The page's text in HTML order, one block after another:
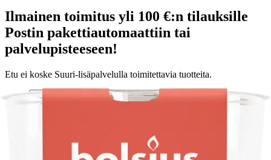
Ilmainen toimitus yli 100 €:n tilauksille
Postin pakettiautomaattiin tai
palvelupisteeseen!
Etu ei koske Suuri‑lisäpalvelulla toimitettavia tuotteita.